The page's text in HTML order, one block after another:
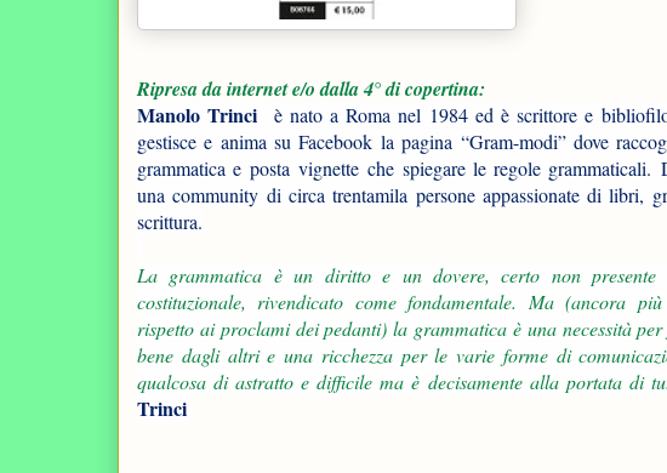
Ripresa da internet e/o dalla 4° di copertina:
Manolo Trinci
è nato a Roma nel 1984 ed è scrittore e
gestisce e anima su Facebook la pagina “Gram-modi” dove
grammatica e posta vignette che spiegare le regole grammaticali.
una community di circa trentamila persone appassionate di libri,
scrittura.
La grammatica è un diritto e un dovere, certo non presente
costituzionale, rivendicato come fondamentale. Ma (ancora
rispetto ai proclami dei pedanti) la grammatica è una necessità
bene dagli altri e una ricchezza per le varie forme di
qualcosa di astratto e difficile ma è decisamente alla portata di
Trinci